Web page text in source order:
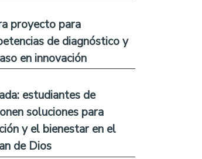
proyecto para
de diagnóstico y
en innovación
estudiantes de
soluciones para
y el bienestar en el
de Dios